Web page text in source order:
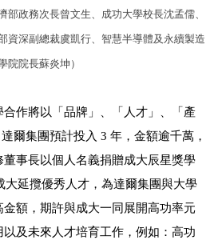
部政務次長曾文生、成功大學校長沈孟儒、
資深副總裁虞凱行、智慧半導體及永續製造
院院長蘇炎坤）
作將以「品牌」、「人才」、「產
爾集團預計投入 3 年，金額逾千萬，
事長以個人名義捐贈成大辰星獎學
大延攬優秀人才，為達爾集團與大學
額，期許與成大一同展開高功率元
及未來人才培育工作，例如：高功